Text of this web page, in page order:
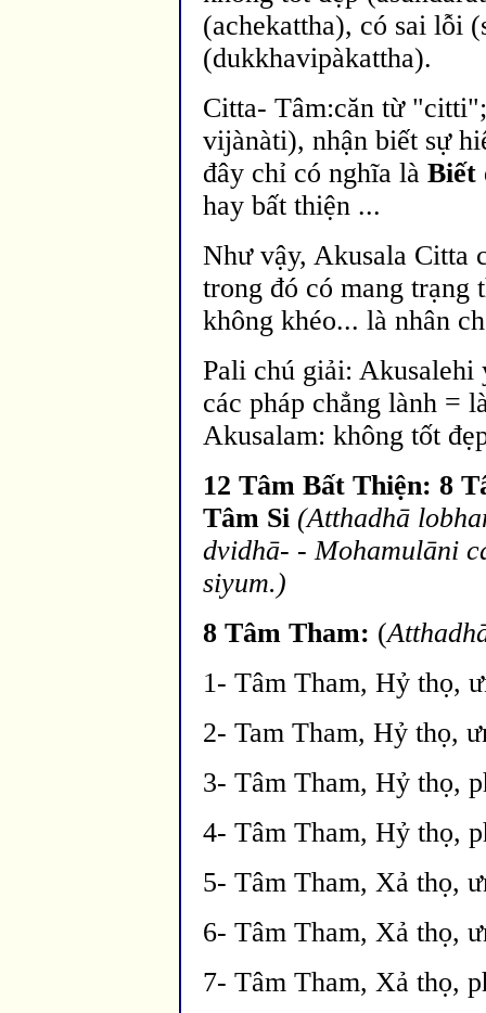
(achekattha), có sai lỗi
(dukkhavipàkattha).
Citta- Tâm:căn từ
vijànàti), nhận biết sự
đây chỉ có nghĩa là Biết
hay bất thiện ...
Như vậy, Akusala Citta
trong đó có mang trạng
không khéo... là nhân
Pali chú giải:
các pháp chẳng lành =
Akusalam: không tốt
12 Tâm Bất Thiện: 8
Tâm Si (Atthadhā
dvidhā- - Mohamulāni
siyum.)
8 Tâm Tham: (Atthadh
1- Tâm Tham, Hỷ thọ,
2- Tam Tham, Hỷ thọ,
3- Tâm Tham, Hỷ thọ,
4- Tâm Tham, Hỷ thọ,
5- Tâm Tham, Xả thọ,
6- Tâm Tham, Xả thọ,
7- Tâm Tham, Xả thọ,